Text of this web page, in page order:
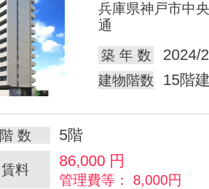
兵庫県神戸市中
通
築 年 数
2024/
建物階数 15階
階 数 5階
賃料 86,000 円
管理費等： 8,000円